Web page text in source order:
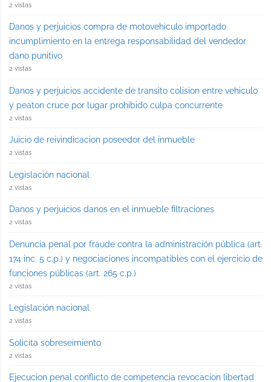
2 vistas
Danos y perjuicios compra de motovehiculo importado
incumplimiento en la entrega responsabilidad del vendedor
dano punitivo
2 vistas
Danos y perjuicios accidente de transito colision entre vehiculo
y peaton cruce por lugar prohibido culpa concurrente
2 vistas
Juicio de reivindicacion poseedor del inmueble
2 vistas
Legislación nacional
2 vistas
Danos y perjuicios danos en el inmueble filtraciones
2 vistas
Denuncia penal por fraude contra la administración pública (art.
174 inc. 5 c.p.) y negociaciones incompatibles con el ejercicio de
funciones públicas (art. 265 c.p.)
2 vistas
Legislación nacional
2 vistas
Solicita sobreseimiento
2 vistas
Ejecucion penal conflicto de competencia revocacion libertad